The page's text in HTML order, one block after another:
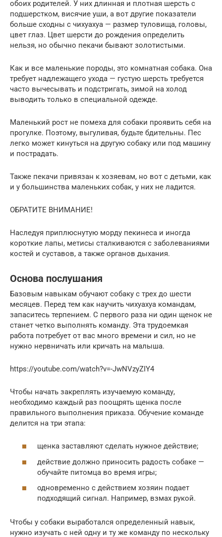
обоих родителей. У них длинная и плотная шерсть с
подшерстком, висячие уши, а вот другие показатели
больше сходны с чихуахуа — размер туловища, головы,
цвет глаз. Цвет шерсти до рождения определить
нельзя, но обычно пекачи бывают золотистыми.
Как и все маленькие породы, это комнатная собака. Она
требует надлежащего ухода — густую шерсть требуется
часто вычесывать и подстригать, зимой на холод
выводить только в специальной одежде.
Маленький рост не помеха для собаки проявить себя на
прогулке. Поэтому, выгуливая, будьте бдительны. Пес
легко может кинуться на другую собаку или под машину
и пострадать.
Также пекачи привязан к хозяевам, но вот с детьми, как
и у большинства маленьких собак, у них не ладится.
ОБРАТИТЕ ВНИМАНИЕ!
Наследуя приплюснутую морду пекинеса и иногда
короткие лапы, метисы сталкиваются с заболеваниями
костей и суставов, а также органов дыхания.
Основа послушания
Базовым навыкам обучают собаку с трех до шести
месяцев. Перед тем как научить чихуахуа командам,
запаситесь терпением. С первого раза ни один щенок не
станет четко выполнять команду. Эта трудоемкая
работа потребует от вас много времени и сил, но не
нужно нервничать или кричать на малыша.
https://youtube.com/watch?v=-JwNVzyZIY4
Чтобы начать закреплять изучаемую команду,
необходимо каждый раз поощрять щенка после
правильного выполнения приказа. Обучение команде
делится на три этапа:
щенка заставляют сделать нужное действие;
действие должно приносить радость собаке —
обучайте питомца во время игры;
одновременно с действием хозяин подает
подходящий сигнал. Например, взмах рукой.
Чтобы у собаки выработался определенный навык,
нужно изучать с ней одну и ту же команду по нескольку